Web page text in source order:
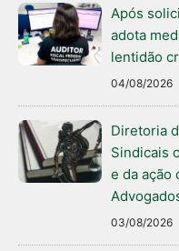
Após
adota
lentidão
04/08/2026
Diretoria
Sindicais
e da ação
03/08/2026